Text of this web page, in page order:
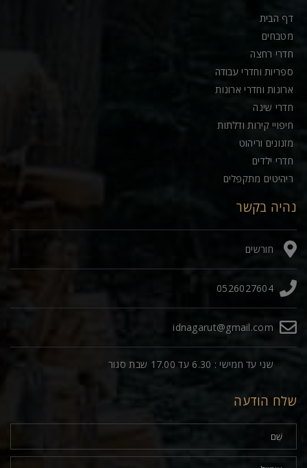
דף הבית
מטבחים
חדרי רחצה
ספריות וחדרי עבודה
ארונות וחדרי ארונות
חדרי שינה
חיפויי קירות ודלתות
מזנונים וריהוט
חדרי ילדים
ריהיטים מתקפלים
נהיה בקשר
חורשים
0526027604
idnagarut@gmail.com
שני עד חמישי : 6.30 עד 17.00 שבת סגור
שלח הודעה